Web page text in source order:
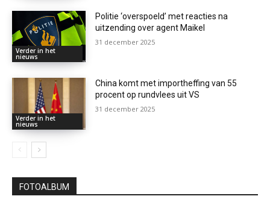
Verder in het
nieuws
Politie ‘overspoeld’ met reacties na
uitzending over agent Maikel
31 december 2025
Verder in het
nieuws
China komt met importheffing van 55
procent op rundvlees uit VS
31 december 2025
FOTOALBUM